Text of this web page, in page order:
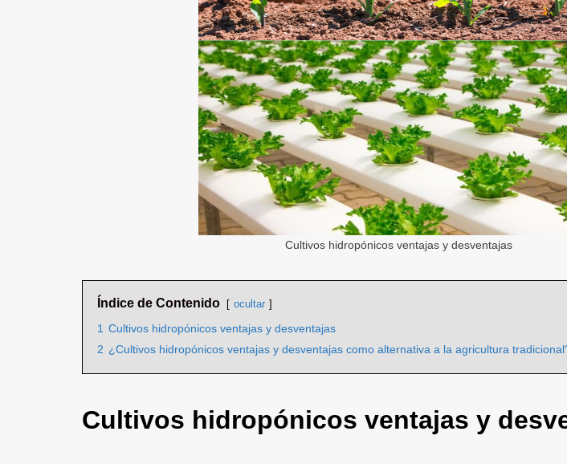
Cultivos hidropónicos ventajas y desventajas
Índice de Contenido ocultar
1 Cultivos hidropónicos ventajas y desventajas
2 ¿Cultivos hidropónicos ventajas y desventajas como alternativa a la agricultura
Cultivos hidropónicos ventajas y